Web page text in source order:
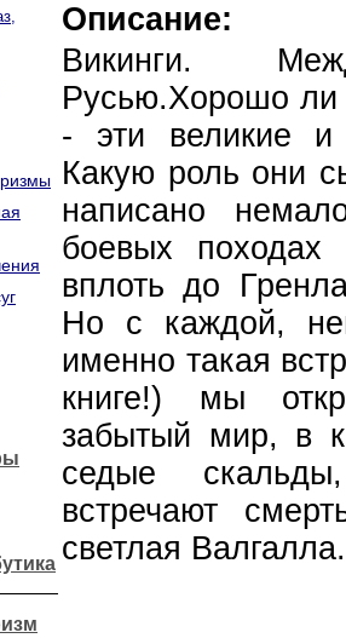
Описание:
Викинги.
Русью.Хорошо ли
- эти великие и
Какую роль они
написано
боевых походах
вплоть до
Но с каждой,
именно такая
книге!) мы
забытый мир, в
седые
встречают
светлая Валгалла.